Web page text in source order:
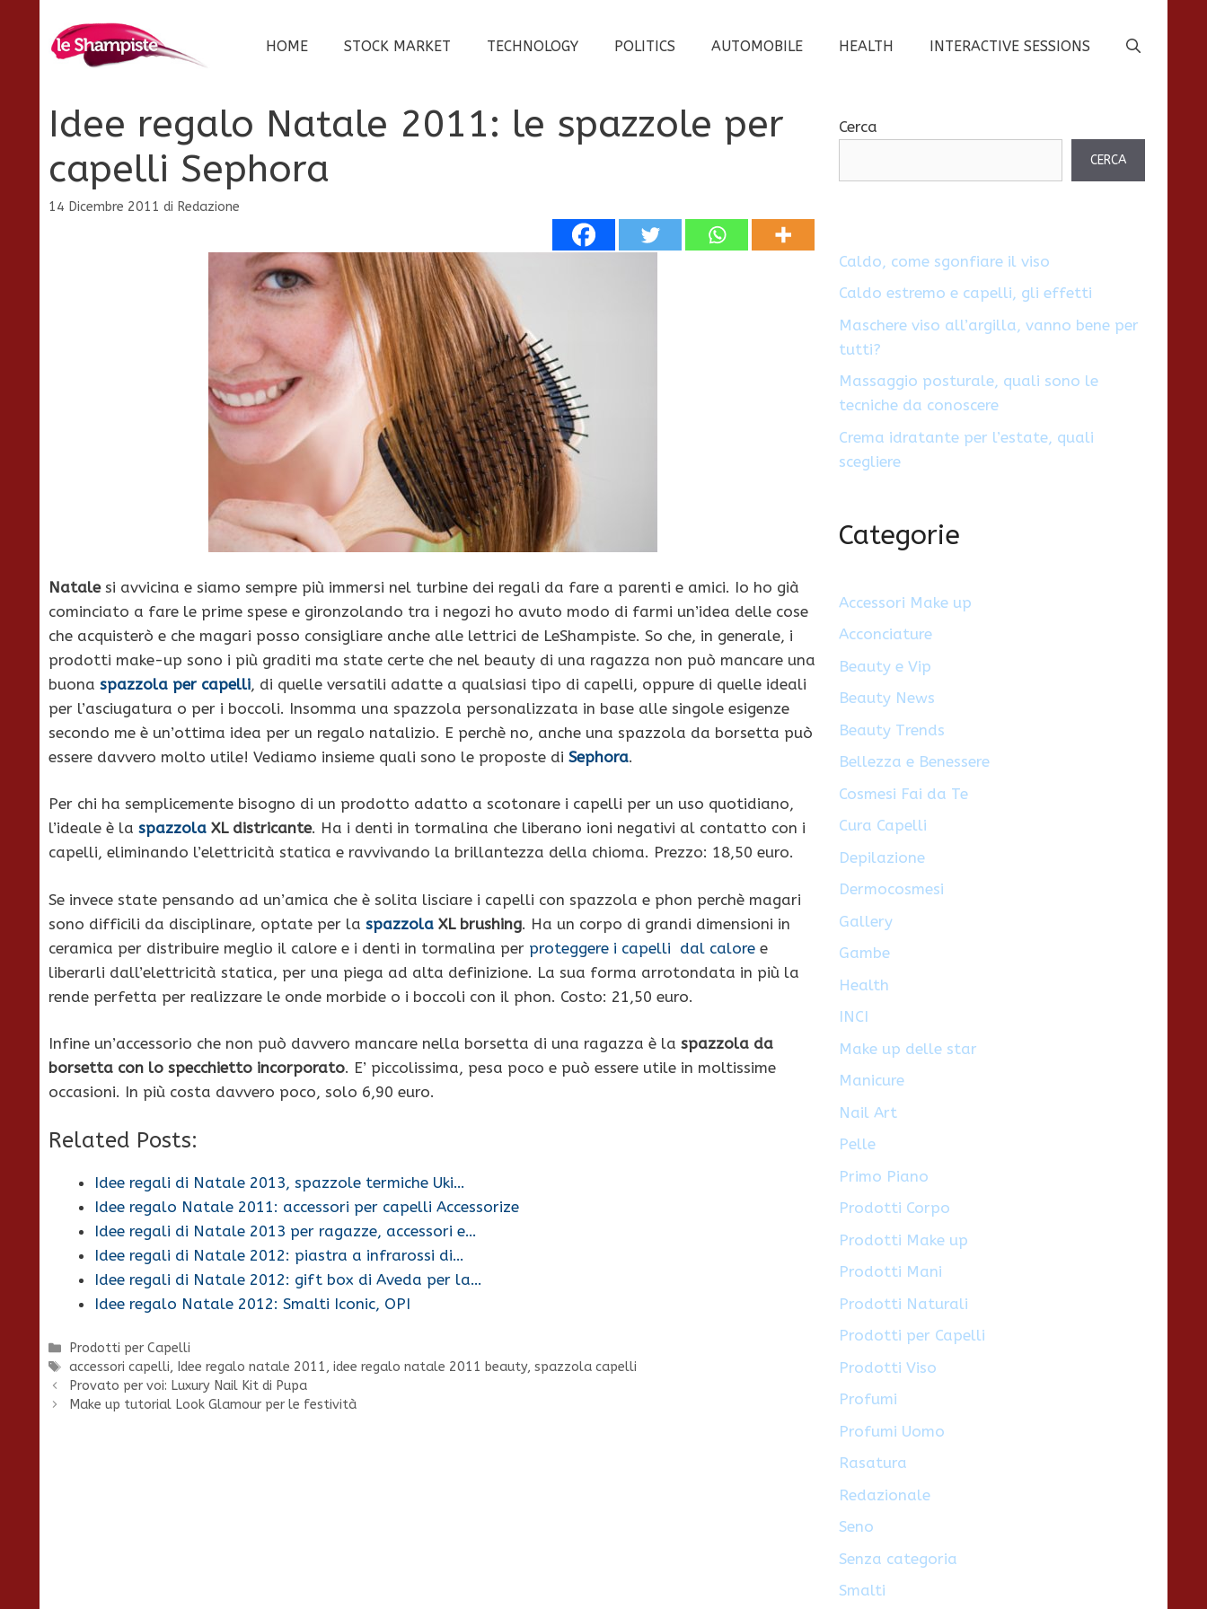
contenuto
HOME STOCK MARKET TECHNOLOGY POLITICS AUTOMOBILE HEALTH INTERACTIVE SESSIONS
Idee regalo Natale 2011: le spazzole per
capelli Sephora
14 Dicembre 2011 di Redazione
Natalesi avvicina e siamo sempre più immersi nel turbine dei regali da fare a parenti e amici. Io ho già
cominciato a fare le prime spese e gironzolando tra i negozi ho avuto modo di farmi un’idea delle cose
che acquisterò e che magari posso consigliare anche alle lettrici de LeShampiste. So che, in generale, i
prodotti make-up sono i più graditi ma state certe che nel beauty di una ragazza non può mancare una
buona spazzola per capelli, di quelle versatili adatte a qualsiasi tipo di capelli, oppure di quelle ideali
per l’asciugatura o per i boccoli. Insomma una spazzola personalizzata in base alle singole esigenze
secondo me è un’ottima idea per un regalo natalizio. E perchè no, anche una spazzola da borsetta può
essere davvero molto utile! Vediamo insieme quali sono le proposte di Sephora.
Per chi ha semplicemente bisogno di un prodotto adatto a scotonare i capelli per un uso quotidiano,
l’ideale è la spazzola XL districante. Ha i denti in tormalina che liberano ioni negativi al contatto con i
capelli, eliminando l’elettricità statica e ravvivando la brillantezza della chioma. Prezzo: 18,50 euro.
Se invece state pensando ad un’amica che è solita lisciare i capelli con spazzola e phon perchè magari
sono difficili da disciplinare, optate per la spazzola XL brushing. Ha un corpo di grandi dimensioni in
ceramica per distribuire meglio il calore e i denti in tormalina per proteggere i capelli dal calore e
liberarli dall’elettricità statica, per una piega ad alta definizione. La sua forma arrotondata in più la
rende perfetta per realizzare le onde morbide o i boccoli con il phon. Costo: 21,50 euro.
Infine un’accessorio che non può davvero mancare nella borsetta di una ragazza è la spazzola da
borsetta con lo specchietto incorporato. E’ piccolissima, pesa poco e può essere utile in moltissime
occasioni. In più costa davvero poco, solo 6,90 euro.
Related Posts:
Idee regali di Natale 2013, spazzole termiche Uki…
Idee regalo Natale 2011: accessori per capelli Accessorize
Idee regali di Natale 2013 per ragazze, accessori e…
Idee regali di Natale 2012: piastra a infrarossi di…
Idee regali di Natale 2012: gift box di Aveda per la…
Idee regalo Natale 2012: Smalti Iconic, OPI
Categorie
Prodotti per Capelli
Tag
accessori capelli, Idee regalo natale 2011,idee regalo natale 2011 beauty,spazzola capelli
Provato per voi: Luxury Nail Kit di Pupa
Make up tutorial Look Glamour per le festività
Cerca
CERCA
Caldo, come sgonfiare il viso
Caldo estremo e capelli, gli effetti
Maschere viso all’argilla, vanno bene per
tutti?
Massaggio posturale, quali sono le
tecniche da conoscere
Crema idratante per l’estate, quali
scegliere
Categorie
Accessori Make up
Acconciature
Beauty e Vip
Beauty News
Beauty Trends
Bellezza e Benessere
Cosmesi Fai da Te
Cura Capelli
Depilazione
Dermocosmesi
Gallery
Gambe
Health
INCI
Make up delle star
Manicure
Nail Art
Pelle
Primo Piano
Prodotti Corpo
Prodotti Make up
Prodotti Mani
Prodotti Naturali
Prodotti per Capelli
Prodotti Viso
Profumi
Profumi Uomo
Rasatura
Redazionale
Seno
Senza categoria
Smalti